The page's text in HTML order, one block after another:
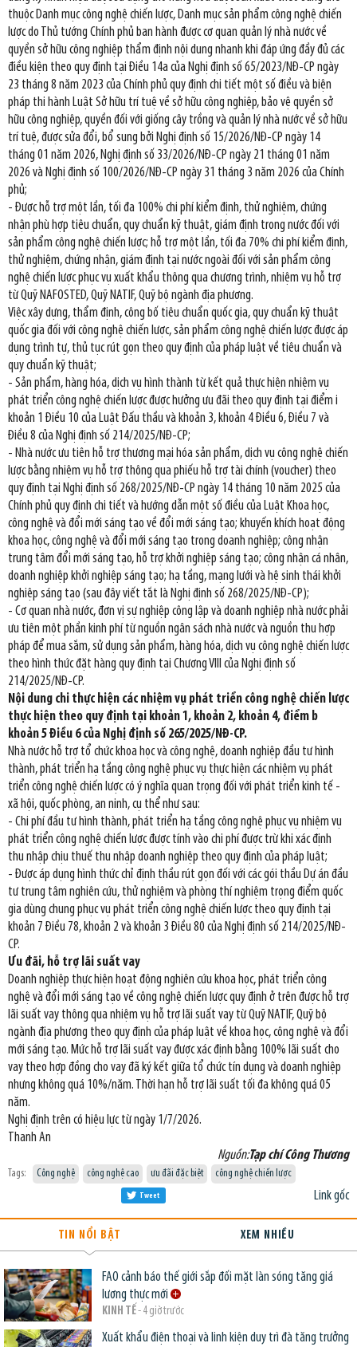
thuộc Danh mục công nghệ chiến lược, Danh mục sản phẩm công nghệ chiến
lược do Thủ tướng Chính phủ ban hành được cơ quan quản lý nhà nước về
quyền sở hữu công nghiệp thẩm định nội dung nhanh khi đáp ứng đầy đủ các
điều kiện theo quy định tại Điều 14a của Nghị định số 65/2023/NĐ-CP ngày
23 tháng 8 năm 2023 của Chính phủ quy định chi tiết một số điều và biện
pháp thi hành Luật Sở hữu trí tuệ về sở hữu công nghiệp, bảo vệ quyền sở
hữu công nghiệp, quyền đối với giống cây trồng và quản lý nhà nước về sở hữu
trí tuệ, được sửa đổi, bổ sung bởi Nghị định số 15/2026/NĐ-CP ngày 14
tháng 01 năm 2026, Nghị định số 33/2026/NĐ-CP ngày 21 tháng 01 năm
2026 và Nghị định số 100/2026/NĐ-CP ngày 31 tháng 3 năm 2026 của Chính
phủ;
- Được hỗ trợ một lần, tối đa 100% chi phí kiểm định, thử nghiệm, chứng
nhận phù hợp tiêu chuẩn, quy chuẩn kỹ thuật, giám định trong nước đối với
sản phẩm công nghệ chiến lược; hỗ trợ một lần, tối đa 70% chi phí kiểm định,
thử nghiệm, chứng nhận, giám định tại nước ngoài đối với sản phẩm công
nghệ chiến lược phục vụ xuất khẩu thông qua chương trình, nhiệm vụ hỗ trợ
từ Quỹ NAFOSTED, Quỹ NATIF, Quỹ bộ ngành địa phương.
Việc xây dựng, thẩm định, công bố tiêu chuẩn quốc gia, quy chuẩn kỹ thuật
quốc gia đối với công nghệ chiến lược, sản phẩm công nghệ chiến lược được áp
dụng trình tự, thủ tục rút gọn theo quy định của pháp luật về tiêu chuẩn và
quy chuẩn kỹ thuật;
- Sản phẩm, hàng hóa, dịch vụ hình thành từ kết quả thực hiện nhiệm vụ
phát triển công nghệ chiến lược được hưởng ưu đãi theo quy định tại điểm i
khoản 1 Điều 10 của Luật Đấu thầu và khoản 3, khoản 4 Điều 6, Điều 7 và
Điều 8 của Nghị định số 214/2025/NĐ-CP;
- Nhà nước ưu tiên hỗ trợ thương mại hóa sản phẩm, dịch vụ công nghệ chiến
lược bằng nhiệm vụ hỗ trợ thông qua phiếu hỗ trợ tài chính (voucher) theo
quy định tại Nghị định số 268/2025/NĐ-CP ngày 14 tháng 10 năm 2025 của
Chính phủ quy định chi tiết và hướng dẫn một số điều của Luật Khoa học,
công nghệ và đổi mới sáng tạo về đổi mới sáng tạo; khuyến khích hoạt động
khoa học, công nghệ và đổi mới sáng tạo trong doanh nghiệp; công nhận
trung tâm đổi mới sáng tạo, hỗ trợ khởi nghiệp sáng tạo; công nhận cá nhân,
doanh nghiệp khởi nghiệp sáng tạo; hạ tầng, mạng lưới và hệ sinh thái khởi
nghiệp sáng tạo (sau đây viết tắt là Nghị định số 268/2025/NĐ-CP);
- Cơ quan nhà nước, đơn vị sự nghiệp công lập và doanh nghiệp nhà nước phải
ưu tiên một phần kinh phí từ nguồn ngân sách nhà nước và nguồn thu hợp
pháp để mua sắm, sử dụng sản phẩm, hàng hóa, dịch vụ công nghệ chiến lược
theo hình thức đặt hàng quy định tại Chương VIII của Nghị định số
214/2025/NĐ-CP.
Nội dung chi thực hiện các nhiệm vụ phát triển công nghệ chiến lược
thực hiện theo quy định tại khoản 1, khoản 2, khoản 4, điểm b
khoản 5 Điều 6 của Nghị định số 265/2025/NĐ-CP.
Nhà nước hỗ trợ tổ chức khoa học và công nghệ, doanh nghiệp đầu tư hình
thành, phát triển hạ tầng công nghệ phục vụ thực hiện các nhiệm vụ phát
triển công nghệ chiến lược có ý nghĩa quan trọng đối với phát triển kinh tế -
xã hội, quốc phòng, an ninh, cụ thể như sau:
- Chi phí đầu tư hình thành, phát triển hạ tầng công nghệ phục vụ nhiệm vụ
phát triển công nghệ chiến lược được tính vào chi phí được trừ khi xác định
thu nhập chịu thuế thu nhập doanh nghiệp theo quy định của pháp luật;
- Được áp dụng hình thức chỉ định thầu rút gọn đối với các gói thầu Dự án đầu
tư trung tâm nghiên cứu, thử nghiệm và phòng thí nghiệm trọng điểm quốc
gia dùng chung phục vụ phát triển công nghệ chiến lược theo quy định tại
khoản 7 Điều 78, khoản 2 và khoản 3 Điều 80 của Nghị định số 214/2025/NĐ-
CP.
Ưu đãi, hỗ trợ lãi suất vay
Doanh nghiệp thực hiện hoạt động nghiên cứu khoa học, phát triển công
nghệ và đổi mới sáng tạo về công nghệ chiến lược quy định ở trên được hỗ trợ
lãi suất vay thông qua nhiệm vụ hỗ trợ lãi suất vay từ Quỹ NATIF, Quỹ bộ
ngành địa phương theo quy định của pháp luật về khoa học, công nghệ và đổi
mới sáng tạo. Mức hỗ trợ lãi suất vay được xác định bằng 100% lãi suất cho
vay theo hợp đồng cho vay đã ký kết giữa tổ chức tín dụng và doanh nghiệp
nhưng không quá 10%/năm. Thời hạn hỗ trợ lãi suất tối đa không quá 05
năm.
Nghị định trên có hiệu lực từ ngày 1/7/2026.
Thanh An
Nguồn:Tạp chí Công Thương
Tags: Công nghệ công nghệ cao ưu đãi đặc biệt công nghệ chiến lược
Link gốc
Tweet
TIN NỔI BẬT XEM NHIỀU
FAO cảnh báo thế giới sắp đối mặt làn sóng tăng giá
lương thực mới
KINH TẾ- 4 giờ trước
Xuất khẩu điện thoại và linh kiện duy trì đà tăng trưởng